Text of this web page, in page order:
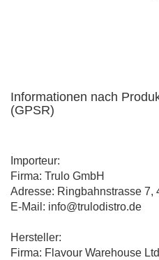
Informationen nach
(GPSR)
Importeur:
Firma: Trulo GmbH
Adresse: Ringbahnstrasse 7,
E-Mail: info@trulodistro.de
Hersteller:
Firma: Flavour Warehouse